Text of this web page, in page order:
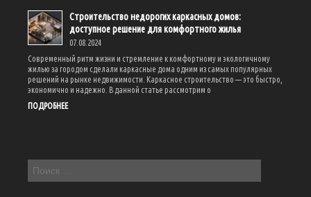
Строительство недорогих каркасных домов:
доступное решение для комфортного жилья
07.08.2024
Современный ритм жизни и стремление к комфортному и экологичному
жилью за городом сделали каркасные дома одним из самых популярных
решений на рынке недвижимости. Каркасное строительство — это быстро,
экономично и надежно. В данной статье рассмотрим о
ПОДРОБНЕЕ